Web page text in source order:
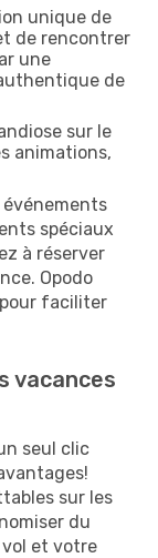
unique de
de rencontrer
une
de
sur le
animations,
événements
spéciaux
à réserver
Opodo
faciliter
vacances
seul clic
sur les
du
et votre